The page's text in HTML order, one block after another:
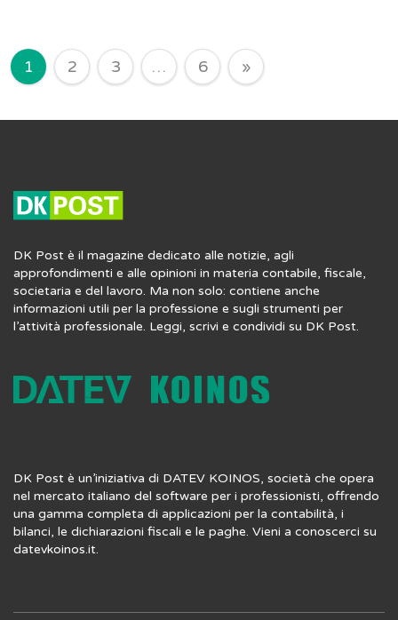
Navigazione degli articoli
1 2 3 … 6 »
DK Post è il magazine dedicato alle notizie, agli
approfondimenti e alle opinioni in materia contabile, fiscale,
societaria e del lavoro. Ma non solo: contiene anche
informazioni utili per la professione e sugli strumenti per
l’attività professionale. Leggi, scrivi e condividi su DK Post.
DK Post è un’iniziativa di DATEV KOINOS, società che opera
nel mercato italiano del software per i professionisti, offrendo
una gamma completa di applicazioni per la contabilità, i
bilanci, le dichiarazioni fiscali e le paghe. Vieni a conoscerci su
datevkoinos.it.